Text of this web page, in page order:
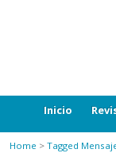
Inicio
Home > Tagged